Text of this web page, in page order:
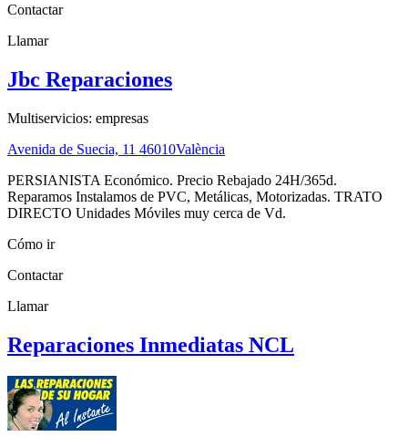
Contactar
Llamar
Jbc Reparaciones
Multiservicios: empresas
Avenida de Suecia, 11 46010València
PERSIANISTA Económico. Precio Rebajado 24H/365d.
Reparamos Instalamos de PVC, Metálicas, Motorizadas. TRATO
DIRECTO Unidades Móviles muy cerca de Vd.
Cómo ir
Contactar
Llamar
Reparaciones Inmediatas NCL